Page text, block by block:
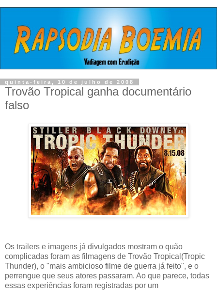
quinta-feira, 10 de julho de 2008
Trovão Tropical ganha documentário
falso
Os trailers e imagens já divulgados mostram o quão
complicadas foram as filmagens de Trovão Tropical(Tropic
Thunder), o "mais ambicioso filme de guerra já feito", e o
perrengue que seus atores passaram. Ao que parece, todas
essas experiências foram registradas por um